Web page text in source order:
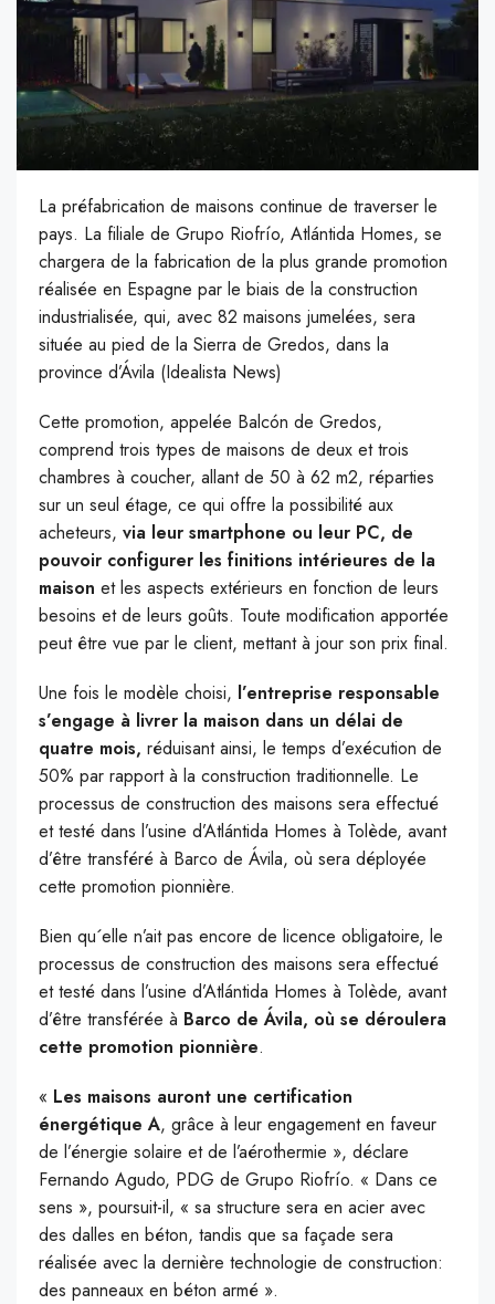
La préfabrication de maisons continue de traverser le
pays. La filiale de Grupo Riofrío, Atlántida Homes, se
chargera de la fabrication de la plus grande promotion
réalisée en Espagne par le biais de la construction
industrialisée, qui, avec 82 maisons jumelées, sera
située au pied de la Sierra de Gredos, dans la
province d’Ávila (Idealista News)
Cette promotion, appelée Balcón de Gredos,
comprend trois types de maisons de deux et trois
chambres à coucher, allant de 50 à 62 m2, réparties
sur un seul étage, ce qui offre la possibilité aux
acheteurs, via leur smartphone ou leur PC, de
pouvoir configurer les finitions intérieures de la
maison et les aspects extérieurs en fonction de leurs
besoins et de leurs goûts. Toute modification apportée
peut être vue par le client, mettant à jour son prix final.
Une fois le modèle choisi, l’entreprise responsable
s’engage à livrer la maison dans un délai de
quatre mois, réduisant ainsi, le temps d’exécution de
50% par rapport à la construction traditionnelle. Le
processus de construction des maisons sera effectué
et testé dans l’usine d’Atlántida Homes à Tolède, avant
d’être transféré à Barco de Ávila, où sera déployée
cette promotion pionnière.
Bien qu´elle n’ait pas encore de licence obligatoire, le
processus de construction des maisons sera effectué
et testé dans l’usine d’Atlántida Homes à Tolède, avant
d’être transférée à Barco de Ávila, où se déroulera
cette promotion pionnière.
« Les maisons auront une certification
énergétique A, grâce à leur engagement en faveur
de l’énergie solaire et de l’aérothermie », déclare
Fernando Agudo, PDG de Grupo Riofrío. « Dans ce
sens », poursuit-il, « sa structure sera en acier avec
des dalles en béton, tandis que sa façade sera
réalisée avec la dernière technologie de construction:
des panneaux en béton armé ».